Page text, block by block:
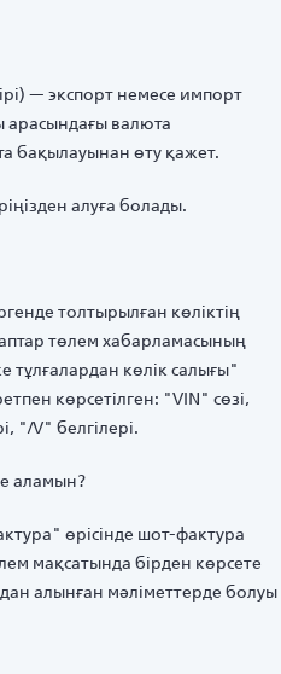
— экспорт немесе импорт
арасындағы валюта
бақылауынан өту қажет.
алуға болады.
толтырылған көліктің
төлем хабарламасының
көлік салығы"
көрсетілген: "VIN" сөзі,
"/V" белгілері.
аламын?
өрісінде шот-фактура
мақсатында бірден көрсете
алынған мәліметтерде болуы